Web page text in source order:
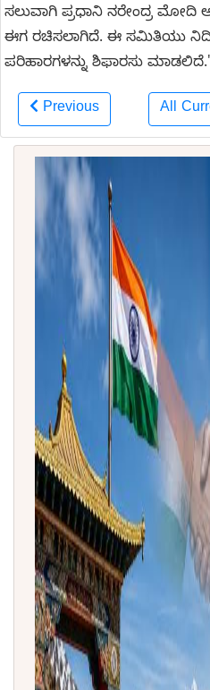
ಸಲುವಾಗಿ ಪ್ರಧಾನಿ ನರೇಂದ್ರ
ಈಗ ರಚಿಸಲಾಗಿದೆ. ಈ ಸಮಿತಿಯು
ಪರಿಹಾರಗಳನ್ನು ಶಿಫಾರಸು
Previous All